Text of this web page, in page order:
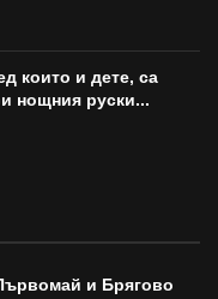
които и дете, са
нощния руски...
и Брягово